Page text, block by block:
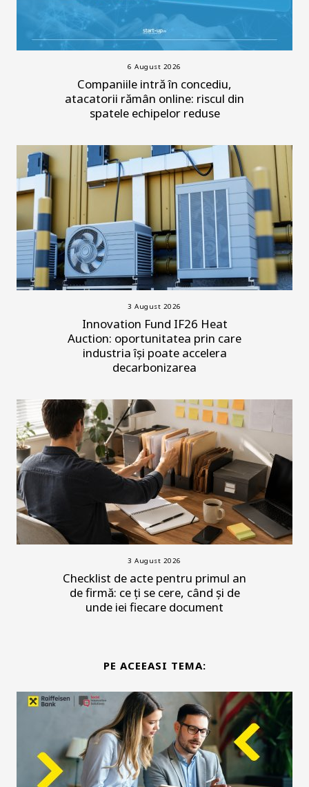
6 August 2026
Companiile intră în concediu,
atacatorii rămân online: riscul din
spatele echipelor reduse
3 August 2026
Innovation Fund IF26 Heat
Auction: oportunitatea prin care
industria își poate accelera
decarbonizarea
3 August 2026
Checklist de acte pentru primul an
de firmă: ce ți se cere, când și de
unde iei fiecare document
PE ACEEASI TEMA: